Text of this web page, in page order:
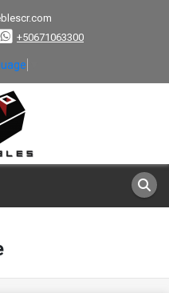
+50671063300